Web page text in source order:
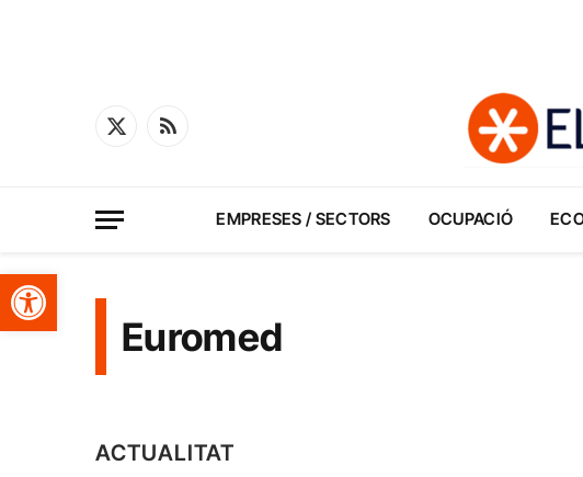
Obre la barra d'eines
X
RSS
EMPRESES / SECTORS OCUPACIÓ
Euromed
ACTUALITAT